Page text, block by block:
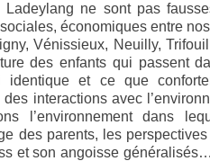
ne sont pas
économiques entre
Vénissieux, Neuilly,
des enfants qui passent
et ce que
des interactions avec
l’environnement dans
des parents, les
et son angoisse